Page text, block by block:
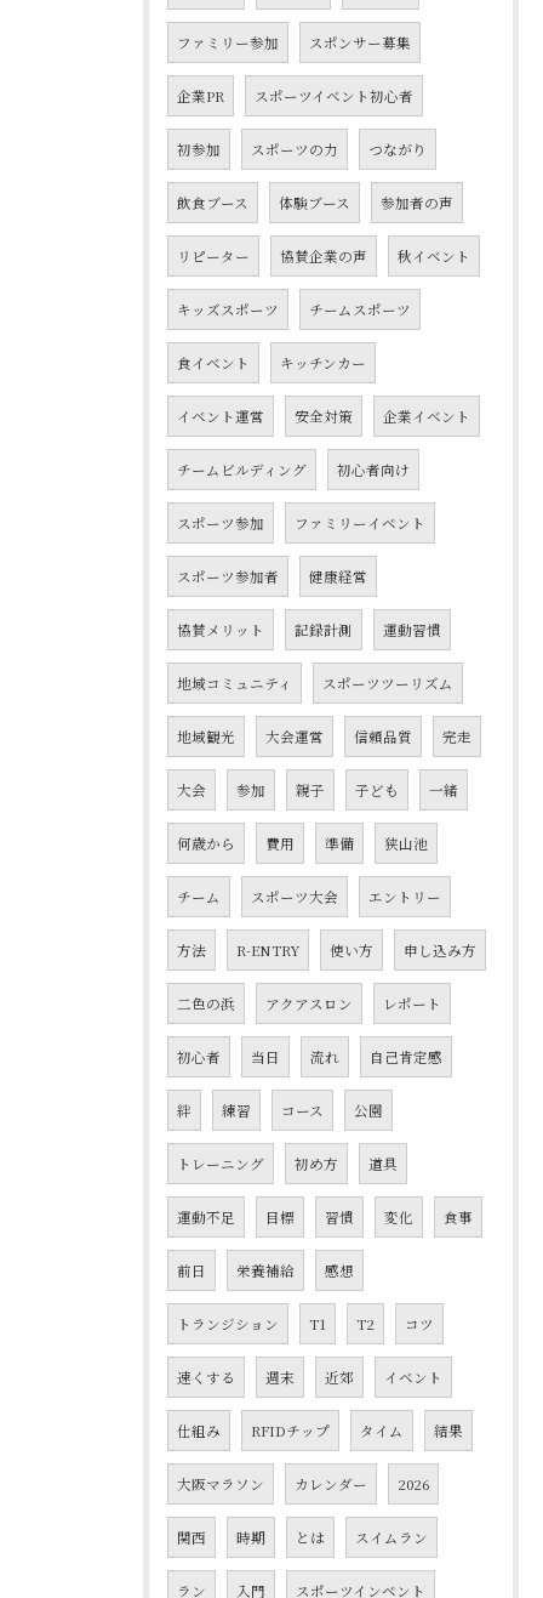
ファミリー参加 スポンサー募集
企業PR スポーツイベント初心者
初参加 スポーツの力 つながり
飲食ブース 体験ブース 参加者の声
リピーター 協賛企業の声 秋イベント
キッズスポーツ チームスポーツ
食イベント キッチンカー
イベント運営 安全対策 企業イベント
チームビルディング 初心者向け
スポーツ参加 ファミリーイベント
スポーツ参加者 健康経営
協賛メリット 記録計測 運動習慣
地域コミュニティ スポーツツーリズム
地域観光 大会運営 信頼品質 完走
大会 参加 親子 子ども 一緒
何歳から 費用 準備 狭山池
チーム スポーツ大会 エントリー
方法 R-ENTRY 使い方 申し込み方
二色の浜 アクアスロン レポート
初心者 当日 流れ 自己肯定感
絆 練習 コース 公園
トレーニング 初め方 道具
運動不足 目標 習慣 変化 食事
前日 栄養補給 感想
トランジション T1 T2 コツ
速くする 週末 近郊 イベント
仕組み RFIDチップ タイム 結果
大阪マラソン カレンダー 2026
関西 時期 とは スイムラン
ラン 入門 スポーツインベント